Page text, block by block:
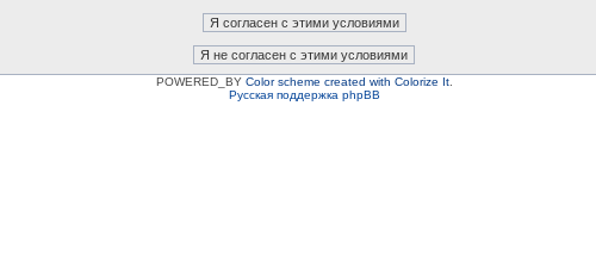
POWERED_BY Color scheme created with Colorize It.
Русская поддержка phpBB